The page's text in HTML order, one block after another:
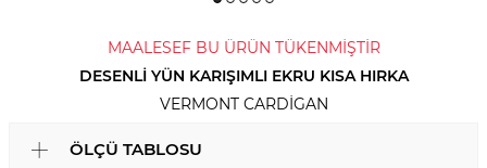
MAALESEF BU ÜRÜN TÜKENMİŞTİR
DESENLI YÜN KARIŞIMLI EKRU KISA HIRKA
VERMONT CARDIGAN
ÖLÇÜ TABLOSU